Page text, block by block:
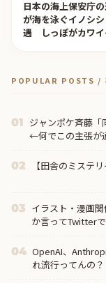
日本の海上保安庁
が海を泳ぐイノシ
遇 しっぽがカワイ
POPULAR POSTS /
01 ジャンポケ斉藤「
←何でこの主張が
02 【田舎のミステ
03 イラスト・漫画
か言ってTwitter
04 OpenAI、
れ流行ってんの？